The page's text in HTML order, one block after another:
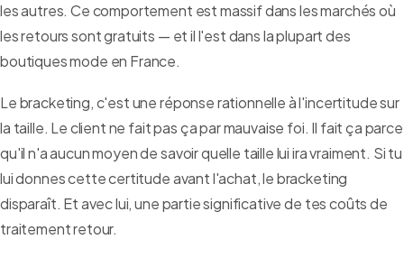
les autres. Ce comportement est massif dans les marchés où
les retours sont gratuits — et il l'est dans la plupart des
boutiques mode en France.
Le bracketing, c'est une réponse rationnelle à l'incertitude sur
la taille. Le client ne fait pas ça par mauvaise foi. Il fait ça parce
qu'il n'a aucun moyen de savoir quelle taille lui ira vraiment. Si tu
lui donnes cette certitude avant l'achat, le bracketing
disparaît. Et avec lui, une partie significative de tes coûts de
traitement retour.